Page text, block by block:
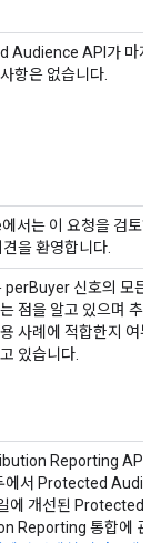
Audience API가 마지
항은 없습니다.
서는 이 요청을 검토
을 환영합니다.
perBuyer 신호의 모든
점을 알고 있으며 추
사례에 적합한지 여부
있습니다.
Reporting API
에서 Protected
에 개선된 Protected
Reporting 통합에 관